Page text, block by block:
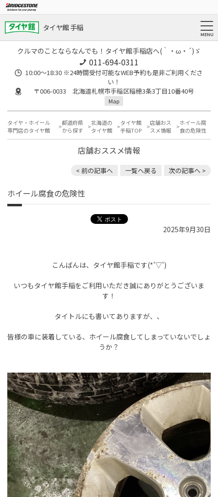
タイヤ館 手稲
クルマのことならなんでも！タイヤ館手稲店へ(｀・ω・´)ゞ
011-694-0311
10:00～18:30 ※24時間受付可能なWEB予約も是非ご利用くださ
い！
〒006-0033 北海道札幌市手稲区稲穂3条3丁目10番40号
Map
タイヤ・ホイール
専門店のタイヤ館
都道府県
から探す
北海道の
タイヤ館
タイヤ館
手稲TOP
店舗おス
スメ情報
ホイール腐
食の危険性
店舗おススメ情報
< 前の記事へ 一覧へ戻る 次の記事へ >
ホイール腐食の危険性
2025年9月30日
こんばんは、タイヤ館手稲です(*'▽')
いつもタイヤ館手稲をご利用いただき誠にありがとうございま
す！
タイトルにも書いてありますが、、
皆様の車に装着している、ホイール腐食してしまっていないでしょ
うか？